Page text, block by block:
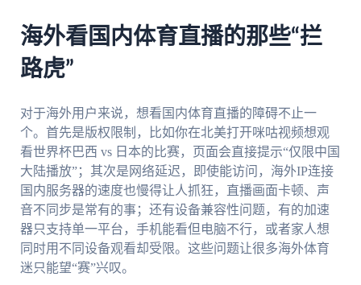
海外看国内体育直播的那些“拦
路虎”
对于海外用户来说，想看国内体育直播的障碍不止一
个。首先是版权限制，比如你在北美打开咪咕视频想观
看世界杯巴西 vs 日本的比赛，页面会直接提示“仅限中国
大陆播放”；其次是网络延迟，即使能访问，海外IP连接
国内服务器的速度也慢得让人抓狂，直播画面卡顿、声
音不同步是常有的事；还有设备兼容性问题，有的加速
器只支持单一平台，手机能看但电脑不行，或者家人想
同时用不同设备观看却受限。这些问题让很多海外体育
迷只能望“赛”兴叹。